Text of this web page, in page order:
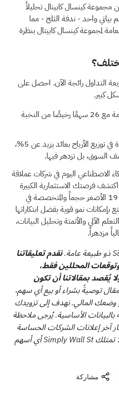
عن مجموعة كينسال كابيتالتحليلاً
واحد - ندفة الثلج - مما
لمجموعة كينسال كابيتال بنظرة
التداول رائجة الآن. احصل على
كبير.
مع 26 سهمًا رخيصًا من النخبة
بعائد يزيد عن 5%،
السوق، بل تزدهر فيها.
الاصطناعي اليوم في شركات عملاقة
فرصتك الاستثمارية الكبيرة
الشركات الـ 19 الأصغر حجماً والمتخصصة في
بإمكانات نمو قويةبفضل ابتكاراتها
الآلي والأتمتة وتحليل البيانات،
مزدهراً.
نقدم تعليقاتنا
وتوقعات المحللين فقط،
يُقصد بمقالاتنا أن تكون
توصيةً بشراء أو بيع أي سهم،
وضعك المالي. نهدف إلى تزويدك
الأساسية. يُرجى ملاحظة
آخر إعلانات الشركات الحساسة
للسعر أو المعلومات النوعية. لا تمتلك Simply Wall St أي أسهم
مشاركة